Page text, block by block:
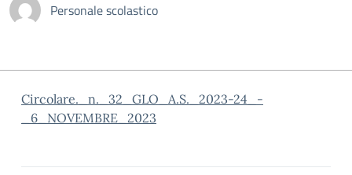
Personale scolastico
Circolare._n._32_GLO_A.S._2023-24_-
_6_NOVEMBRE_2023